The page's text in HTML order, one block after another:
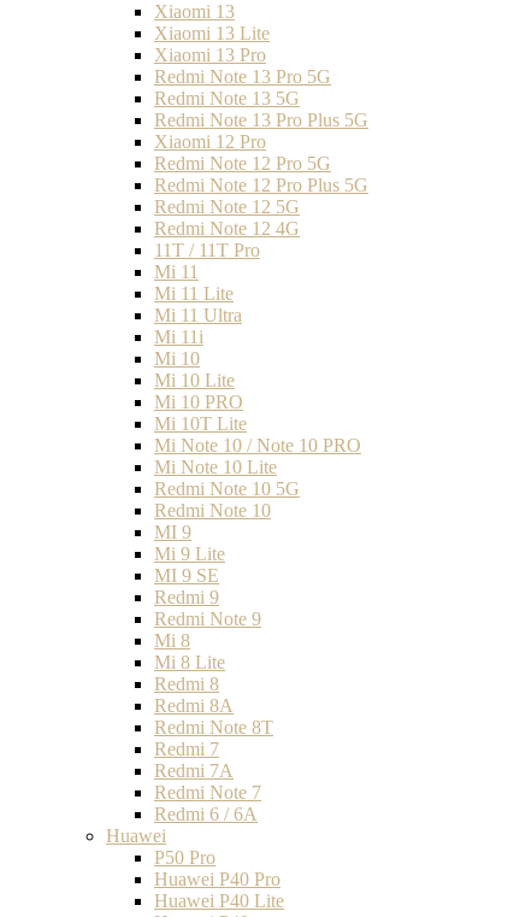
Xiaomi 13
Xiaomi 13 Lite
Xiaomi 13 Pro
Redmi Note 13 Pro 5G
Redmi Note 13 5G
Redmi Note 13 Pro Plus 5G
Xiaomi 12 Pro
Redmi Note 12 Pro 5G
Redmi Note 12 Pro Plus 5G
Redmi Note 12 5G
Redmi Note 12 4G
11T / 11T Pro
Mi 11
Mi 11 Lite
Mi 11 Ultra
Mi 11i
Mi 10
Mi 10 Lite
Mi 10 PRO
Mi 10T Lite
Mi Note 10 / Note 10 PRO
Mi Note 10 Lite
Redmi Note 10 5G
Redmi Note 10
MI 9
Mi 9 Lite
MI 9 SE
Redmi 9
Redmi Note 9
Mi 8
Mi 8 Lite
Redmi 8
Redmi 8A
Redmi Note 8T
Redmi 7
Redmi 7A
Redmi Note 7
Redmi 6 / 6A
Huawei
P50 Pro
Huawei P40 Pro
Huawei P40 Lite